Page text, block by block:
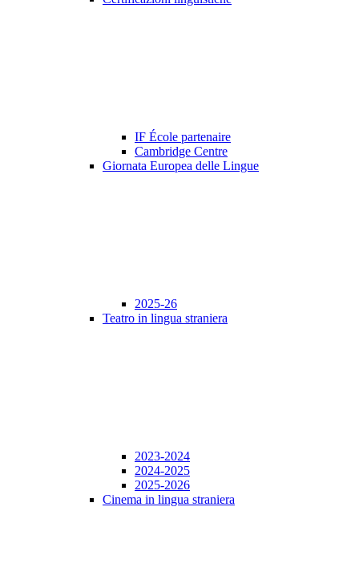
IF École partenaire
Cambridge Centre
Giornata Europea delle Lingue
2025-26
Teatro in lingua straniera
2023-2024
2024-2025
2025-2026
Cinema in lingua straniera